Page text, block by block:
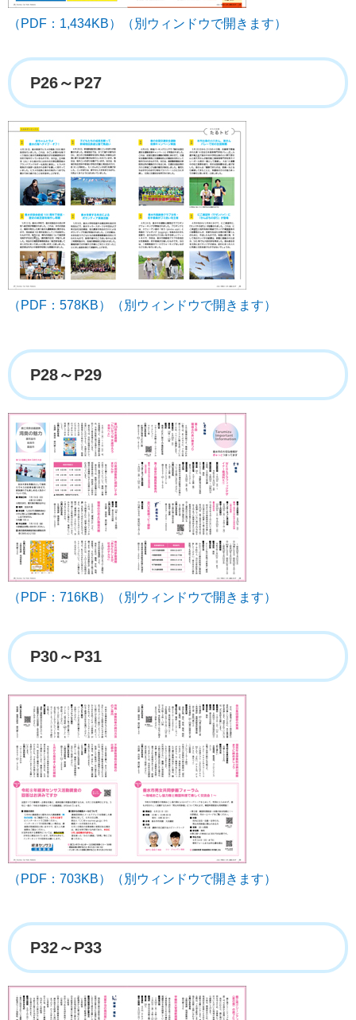
（PDF：1,434KB）（別ウィンドウで開きます）
P26～P27
（PDF：578KB）（別ウィンドウで開きます）
P28～P29
（PDF：716KB）（別ウィンドウで開きます）
P30～P31
（PDF：703KB）（別ウィンドウで開きます）
P32～P33